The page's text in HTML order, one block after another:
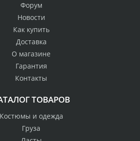
Форум
Новости
Как купить
Доставка
О магазине
Гарантия
Контакты
ТОВАРОВ
Костюмы и одежда
Груза